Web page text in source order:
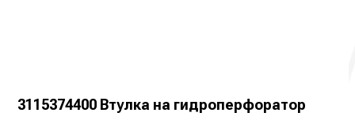
3115374400 Втулка на гидроперфоратор